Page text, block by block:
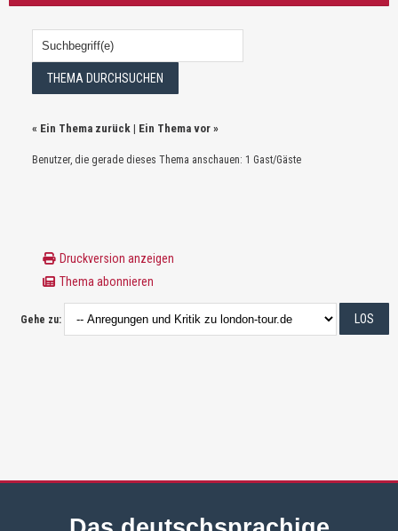
« Ein Thema zurück | Ein Thema vor »
Benutzer, die gerade dieses Thema anschauen: 1 Gast/Gäste
Druckversion anzeigen
Thema abonnieren
Gehe zu: